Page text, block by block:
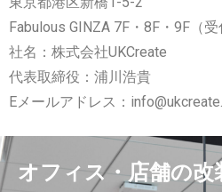
Fabulous GINZA 7F・8F・9F（受
社名：株式会社UKCreate
代表取締役：浦川浩貴
Eメールアドレス：
オフィス・店舗の改